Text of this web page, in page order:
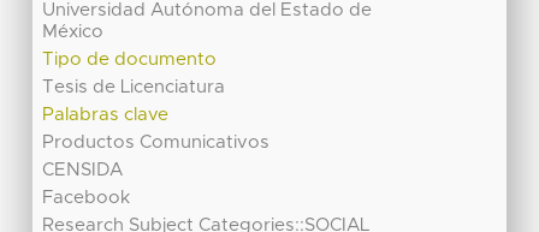
Universidad Autónoma del Estado de
México
Tipo de documento
Tesis de Licenciatura
Palabras clave
Productos Comunicativos
CENSIDA
Facebook
Research Subject Categories::SOCIAL